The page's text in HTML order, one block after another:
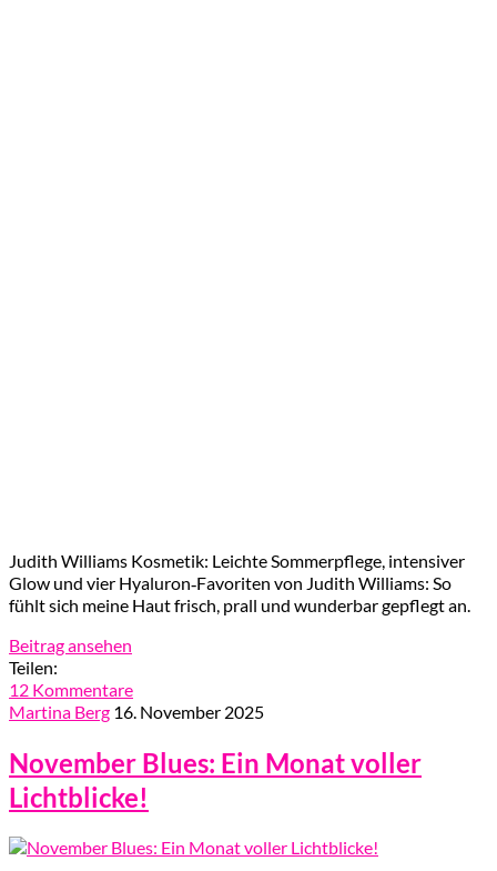
Judith Williams Kosmetik: Leichte Sommerpflege, intensiver
Glow und vier Hyaluron‑Favoriten von Judith Williams: So
fühlt sich meine Haut frisch, prall und wunderbar gepflegt an.
Beitrag ansehen
Teilen:
12 Kommentare
Martina Berg 16. November 2025
November Blues: Ein Monat voller
Lichtblicke!